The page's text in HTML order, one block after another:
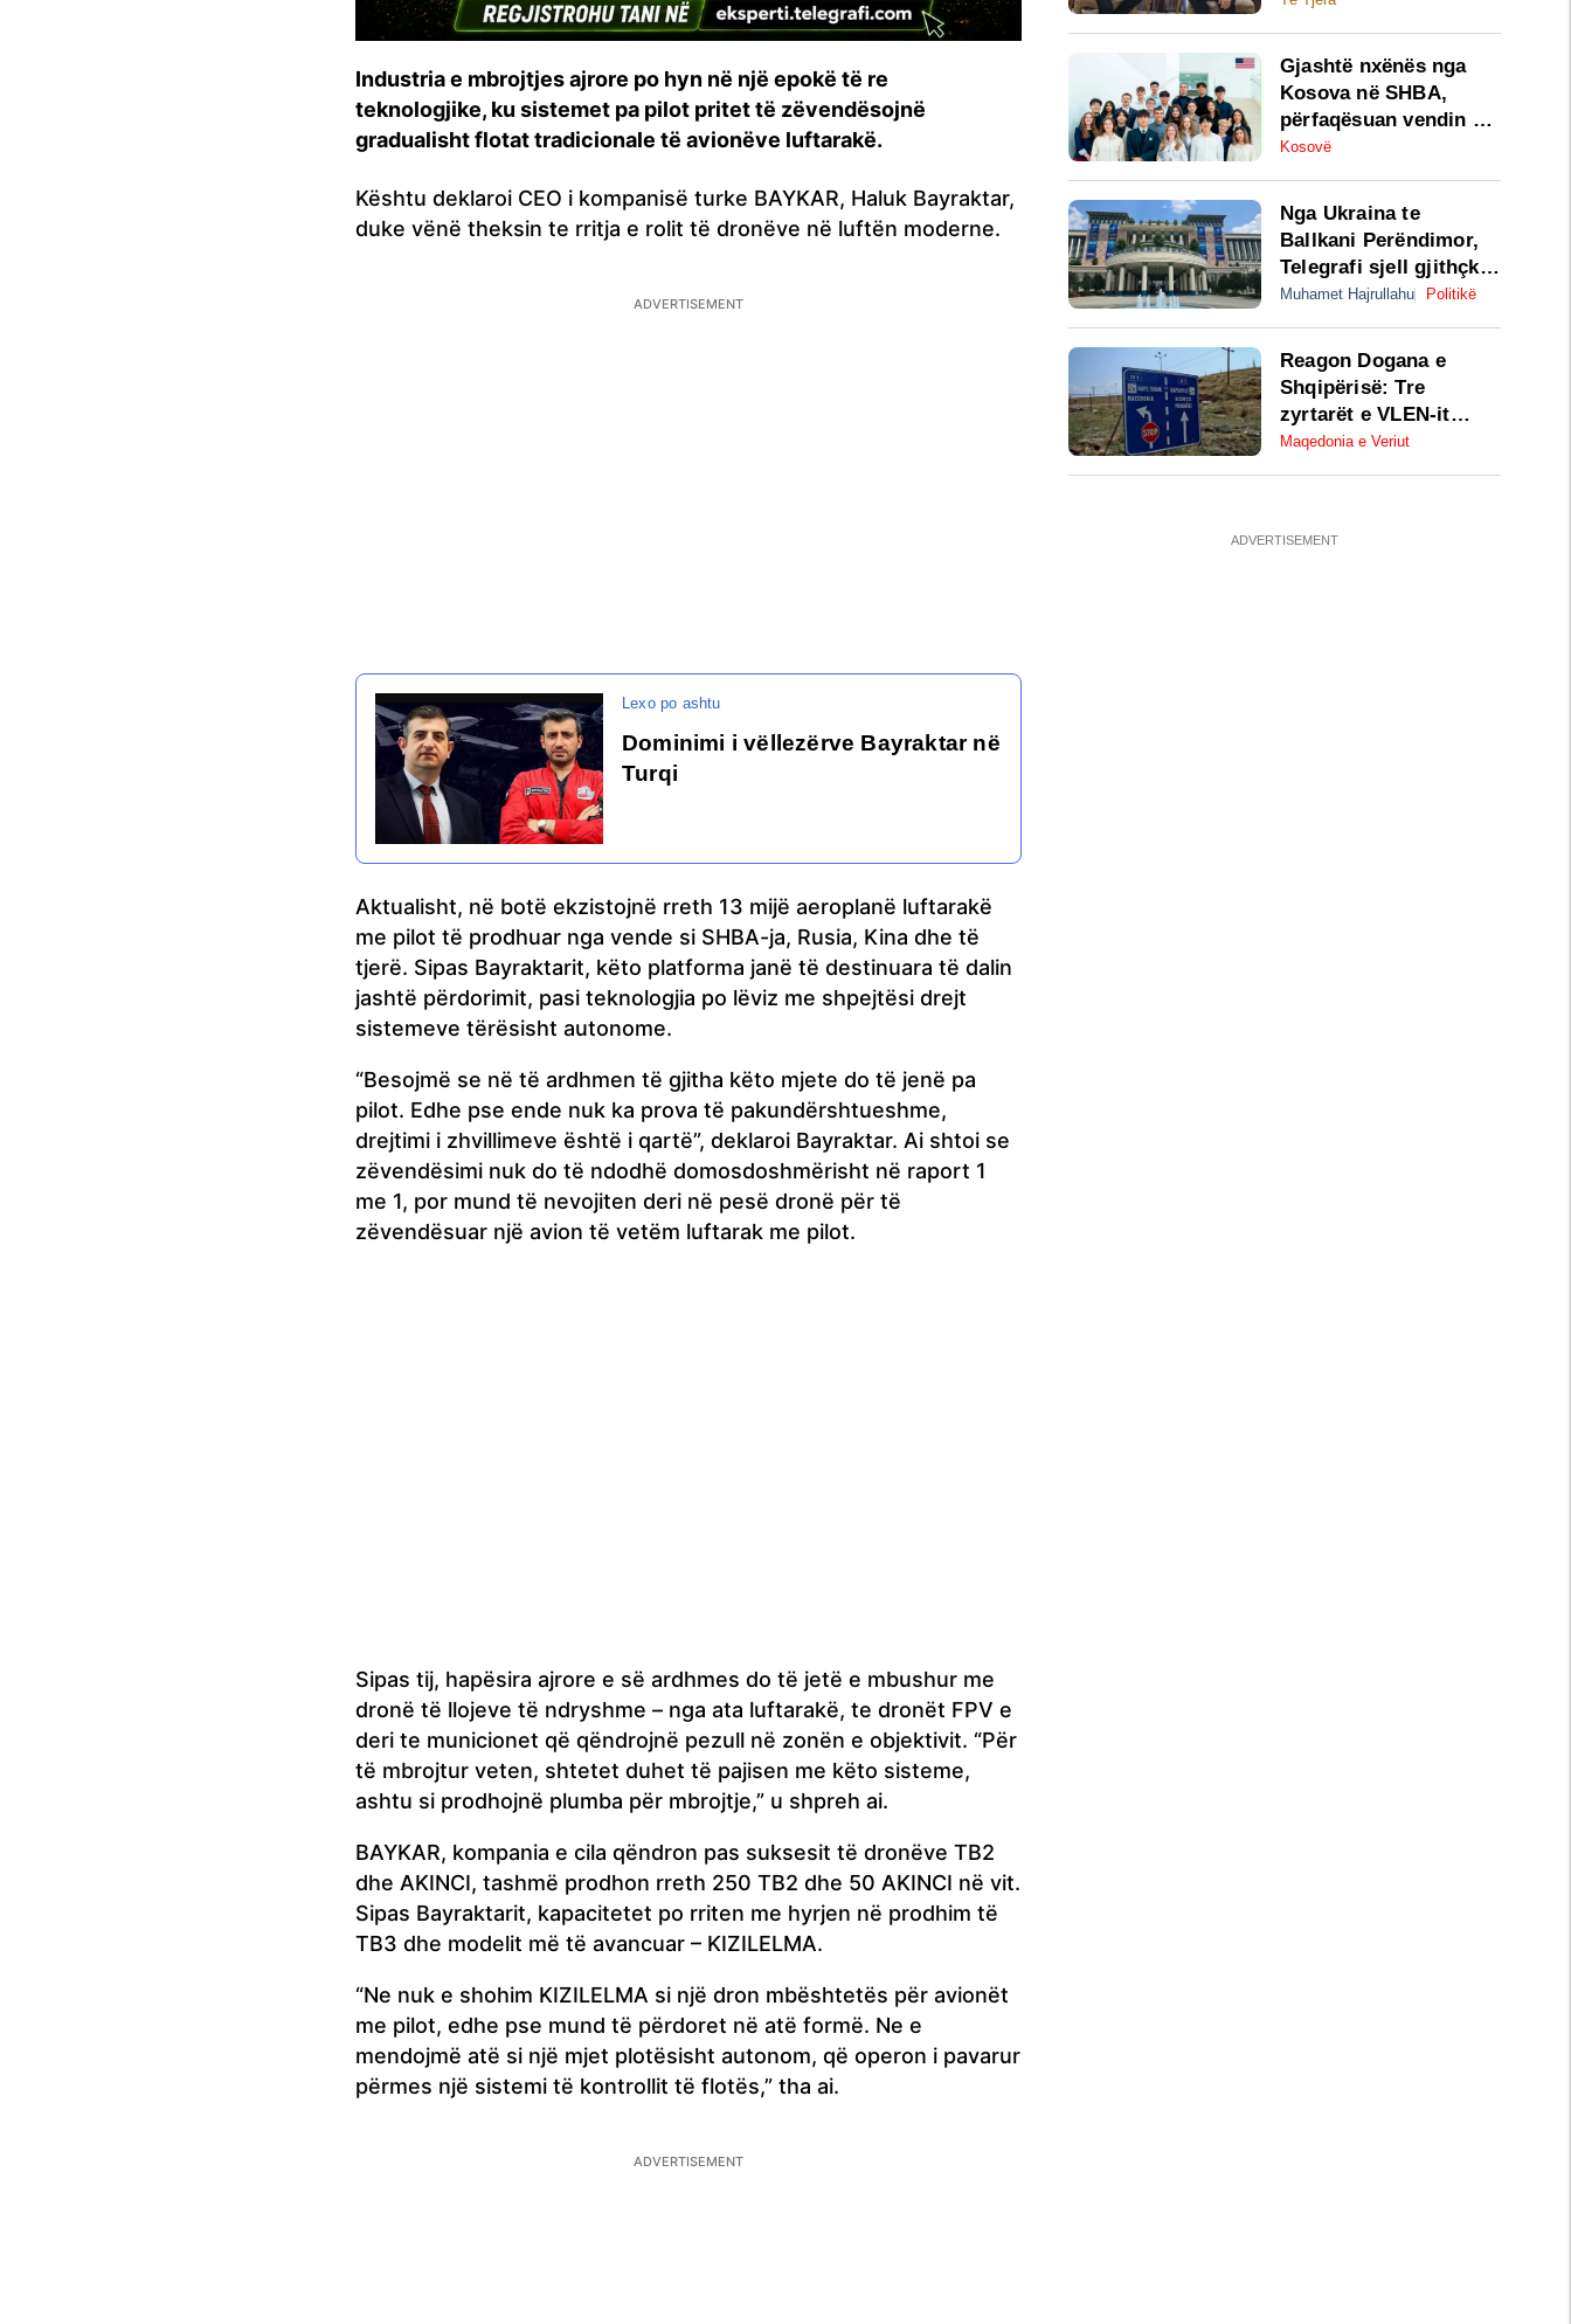
Industria e mbrojtjes ajrore po hyn në një epokë të re
teknologjike, ku sistemet pa pilot pritet të zëvendësojnë
gradualisht flotat tradicionale të avionëve luftarakë.
Kështu deklaroi CEO i kompanisë turke BAYKAR, Haluk Bayraktar,
duke vënë theksin te rritja e rolit të dronëve në luftën moderne.
Dominimi i vëllezërve Bayraktar në
Turqi
Aktualisht, në botë ekzistojnë rreth 13 mijë aeroplanë luftarakë
me pilot të prodhuar nga vende si SHBA-ja, Rusia, Kina dhe të
tjerë. Sipas Bayraktarit, këto platforma janë të destinuara të dalin
jashtë përdorimit, pasi teknologjia po lëviz me shpejtësi drejt
sistemeve tërësisht autonome.
“Besojmë se në të ardhmen të gjitha këto mjete do të jenë pa
pilot. Edhe pse ende nuk ka prova të pakundërshtueshme,
drejtimi i zhvillimeve është i qartë”, deklaroi Bayraktar. Ai shtoi se
zëvendësimi nuk do të ndodhë domosdoshmërisht në raport 1
me 1, por mund të nevojiten deri në pesë dronë për të
zëvendësuar një avion të vetëm luftarak me pilot.
Sipas tij, hapësira ajrore e së ardhmes do të jetë e mbushur me
dronë të llojeve të ndryshme – nga ata luftarakë, te dronët FPV e
deri te municionet që qëndrojnë pezull në zonën e objektivit. “Për
të mbrojtur veten, shtetet duhet të pajisen me këto sisteme,
ashtu si prodhojnë plumba për mbrojtje,” u shpreh ai.
BAYKAR, kompania e cila qëndron pas suksesit të dronëve TB2
dhe AKINCI, tashmë prodhon rreth 250 TB2 dhe 50 AKINCI në vit.
Sipas Bayraktarit, kapacitetet po rriten me hyrjen në prodhim të
TB3 dhe modelit më të avancuar – KIZILELMA.
“Ne nuk e shohim KIZILELMA si një dron mbështetës për avionët
me pilot, edhe pse mund të përdoret në atë formë. Ne e
mendojmë atë si një mjet plotësisht autonom, që operon i pavarur
përmes një sistemi të kontrollit të flotës,” tha ai.
bashkëpunim
Gjashtë nxënës nga
Kosova në SHBA,
përfaqësuan vendin në
programin prestigjioz
Departamentit të
Shtetit
Kosovë
Nga Ukraina te
Ballkani Perëndimor,
Telegrafi sjell gjithçka
që ndodhi në Samitin e
Muhamet Hajrullahu Politikë
Reagon Dogana e
Shqipërisë: Tre
zyrtarët e VLEN-it
mund të kalonin
kufirin
Maqedonia e Veriut